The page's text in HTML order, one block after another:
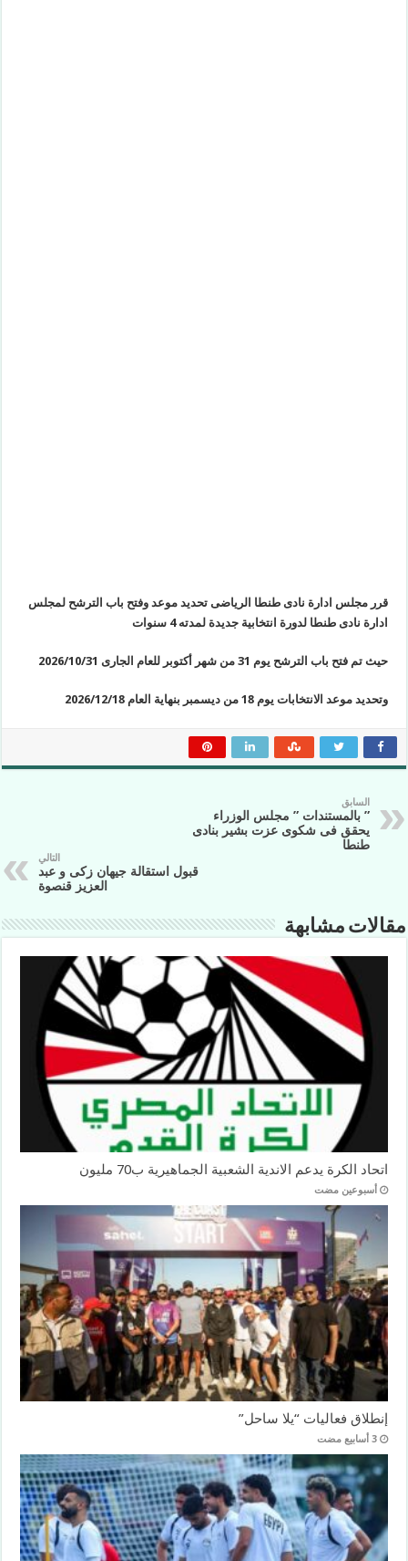
قرر مجلس ادارة نادى طنطا الرياضى تحديد موعد وفتح باب الترشح لمجلس
ادارة نادى طنطا لدورة انتخابية جديدة لمدته 4 سنوات
حيث تم فتح باب الترشح يوم 31 من شهر أكتوبر للعام الجارى 2026/10/31
وتحديد موعد الانتخابات يوم 18 من ديسمبر بنهاية العام 2026/12/18
السابق
” بالمستندات ” مجلس الوزراء
يحقق فى شكوى عزت بشير بنادى
طنطا
التالي
قبول استقالة جيهان زكى و عبد
العزيز قنصوة
مقالات مشابهة
اتحاد الكرة يدعم الاندية الشعبية الجماهيرية ب70 مليون
‏أسبوعين مضت
إنطلاق فعاليات “يلا ساحل”
‏3 أسابيع مضت